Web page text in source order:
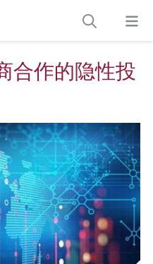
合作的隐性投